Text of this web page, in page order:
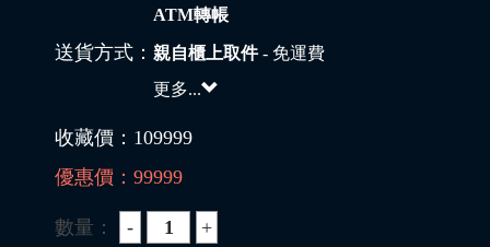
ATM轉帳
送貨方式： 親自櫃上取件- 免運費
更多...
收藏價： 109999
優惠價： 99999
數量：